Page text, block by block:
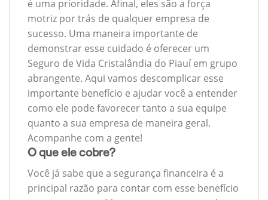
é uma prioridade. Afinal, eles são a força
motriz por trás de qualquer empresa de
sucesso. Uma maneira importante de
demonstrar esse cuidado é oferecer um
Seguro de Vida Cristalândia do Piauí em grupo
abrangente. Aqui vamos descomplicar esse
importante benefício e ajudar você a entender
como ele pode favorecer tanto a sua equipe
quanto a sua empresa de maneira geral.
Acompanhe com a gente!
O que ele cobre?
Você já sabe que a segurança financeira é a
principal razão para contar com esse benefício